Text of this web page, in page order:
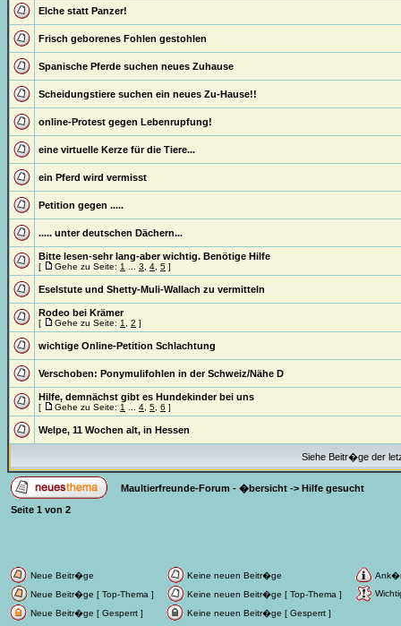
Elche statt Panzer!
Frisch geborenes Fohlen gestohlen
Spanische Pferde suchen neues Zuhause
Scheidungstiere suchen ein neues Zu-Hause!!
online-Protest gegen Lebenrupfung!
eine virtuelle Kerze für die Tiere...
ein Pferd wird vermisst
Petition gegen .....
..... unter deutschen Dächern...
Bitte lesen-sehr lang-aber wichtig. Benötige Hilfe
[ Gehe zu Seite: 1 3 4 5 ]
Eselstute und Shetty-Muli-Wallach zu vermitteln
Rodeo bei Krämer
[ Gehe zu Seite: 1 2 ]
wichtige Online-Petition Schlachtung
Verschoben: Ponymulifohlen in der Schweiz/Nähe D
Hilfe, demnächst gibt es Hundekinder bei uns
[ Gehe zu Seite: 1 4 5 6 ]
Welpe, 11 Wochen alt, in Hessen
Siehe Beitr�ge der
Maultierfreunde-Forum - �bersicht -> Hilfe gesucht
Seite 1 von 2
Neue Beitr�ge Keine neuen Beitr�ge
Neue Beitr�ge [ Top-Thema ]
Keine neuen Beitr�ge [ Top-Thema ]
Neue Beitr�ge [ Gesperrt ]
Keine neuen Beitr�ge [ Gesperrt ]